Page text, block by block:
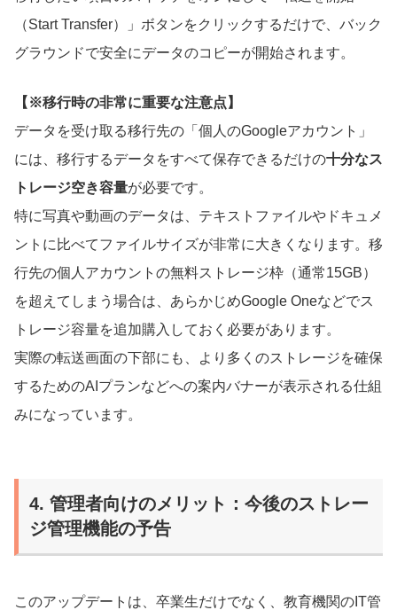
（Start Transfer）」ボタンをクリックするだけで、バック
グラウンドで安全にデータのコピーが開始されます。
【※移行時の非常に重要な注意点】
データを受け取る移行先の「個人のGoogleアカウント」
には、移行するデータをすべて保存できるだけの十分なス
トレージ空き容量が必要です。
特に写真や動画のデータは、テキストファイルやドキュメ
ントに比べてファイルサイズが非常に大きくなります。移
行先の個人アカウントの無料ストレージ枠（通常15GB）
を超えてしまう場合は、あらかじめGoogle Oneなどでス
トレージ容量を追加購入しておく必要があります。
実際の転送画面の下部にも、より多くのストレージを確保
するためのAIプランなどへの案内バナーが表示される仕組
みになっています。
4. 管理者向けのメリット：今後のストレー
ジ管理機能の予告
このアップデートは、卒業生だけでなく、教育機関のIT管